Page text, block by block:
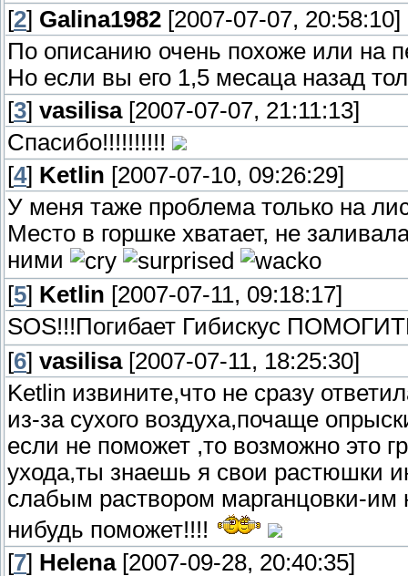
[2] Galina1982 [2007-07-07, 20:58:10]
По описанию очень похоже или на
Но если вы его 1,5 месаца назад
[3] vasilisa[2007-07-07, 21:11:13]
Спасибо!!!!!!!!!!
[4] Ketlin [2007-07-10, 09:26:29]
У меня таже проблема только на
Место в горшке хватает, не
ними
[5] Ketlin [2007-07-11, 09:18:17]
SOS!!!Погибает Гибискус
[6] vasilisa[2007-07-11, 18:25:30]
Ketlin извините,что не сразу
из-за сухого воздуха,почаще
если не поможет ,то возможно это
ухода,ты знаешь я свои растюшки
слабым раствором марганцовки-им
нибудь поможет!!!!
[7] Helena[2007-09-28, 20:40:35]